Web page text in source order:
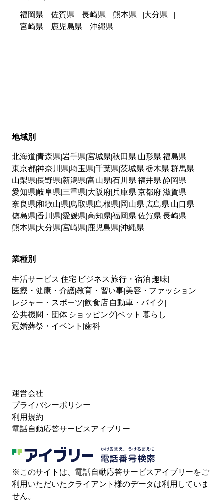
福岡県 佐賀県 長崎県 熊本県
大分県
宮崎県
鹿児島県 沖縄県
地域別
北海道 青森県 岩手県 宮城県 秋田県 山形県 福島県
東京都神奈川県 埼玉県 千葉県 茨城県 栃木県 群馬県
山梨県 長野県 新潟県 富山県 石川県 福井県 静岡県
愛知県 岐阜県 三重県 大阪府兵庫県 京都府滋賀県
奈良県 和歌山県 鳥取県 島根県 岡山県 広島県 山口県
徳島県 香川県 愛媛県 高知県 福岡県 佐賀県 長崎県
熊本県 大分県 宮崎県 鹿児島県 沖縄県
業種別
生活サービス 住宅 ビジネス 旅行・宿泊 趣味
医療・健康・介護教育・習い事 美容・ファッション
レジャー・スポーツ 飲食店 自動車・バイク
公共機関・団体 ショッピングペット 暮らし
冠婚葬祭・イベント 歯科
運営会社
プライバシーポリシー
利用規約
電話自動応答サービスアイブリー
※このサイトは、電話自動応答サービスアイブリーをご
利用いただいたクライアント様のデータは利用していま
せん。